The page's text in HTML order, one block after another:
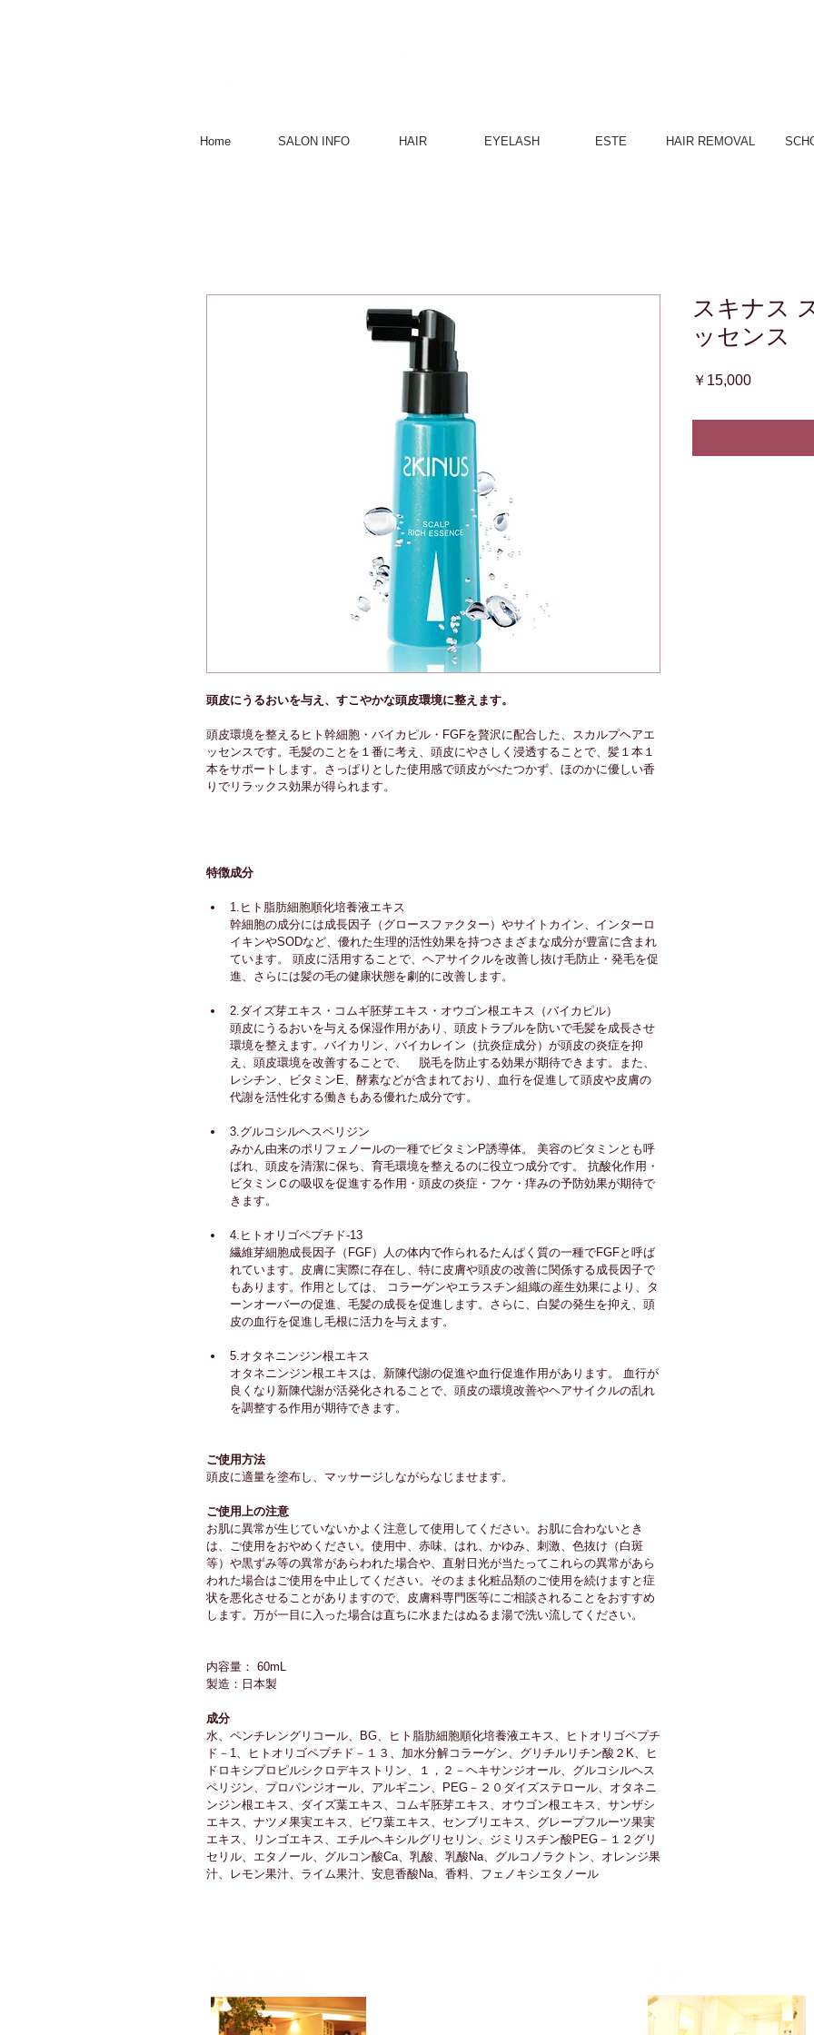
Home SALON INFO HAIR EYELASH ESTE HAIR REMOVAL
頭皮にうるおいを与え、すこやかな頭皮環境に整えます。
頭皮環境を整えるヒト幹細胞・バイカピル・FGFを贅沢に配合した、スカルプヘアエ
ッセンスです。毛髪のことを１番に考え、頭皮にやさしく浸透することで、髪１本１
本をサポートします。さっぱりとした使用感で頭皮がべたつかず、ほのかに優しい香
りでリラックス効果が得られます。
特徴成分
1. ヒト脂肪細胞順化培養液エキス
幹細胞の成分には成長因子（グロースファクター）やサイトカイン、インターロ
イキンやSODなど、優れた生理的活性効果を持つさまざまな成分が豊富に含まれ
ています。 頭皮に活用することで、ヘアサイクルを改善し抜け毛防止・発毛を促
進、さらには髪の毛の健康状態を劇的に改善します。
2.ダイズ芽エキス・コムギ胚芽エキス・オウゴン根エキス（バイカピル）
頭皮にうるおいを与える保湿作用があり、頭皮トラブルを防いで毛髪を成長させ
環境を整えます。バイカリン、バイカレイン（抗炎症成分）が頭皮の炎症を抑
え、頭皮環境を改善することで、　脱毛を防止する効果が期待できます。また、
レシチン、ビタミンE、酵素などが含まれており、血行を促進して頭皮や皮膚の
代謝を活性化する働きもある優れた成分です。
3.グルコシルヘスペリジン
みかん由来のポリフェノールの一種でビタミンP誘導体。 美容のビタミンとも呼
ばれ、頭皮を清潔に保ち、育毛環境を整えるのに役立つ成分です。 抗酸化作用・
ビタミンＣの吸収を促進する作用・頭皮の炎症・フケ・痒みの予防効果が期待で
きます。
4. ヒトオリゴペプチド-13
繊維芽細胞成長因子（FGF）人の体内で作られるたんぱく質の一種でFGFと呼ば
れています。皮膚に実際に存在し、特に皮膚や頭皮の改善に関係する成長因子で
もあります。作用としては、 コラーゲンやエラスチン組織の産生効果により、タ
ーンオーバーの促進、毛髪の成長を促進します。さらに、白髪の発生を抑え、頭
皮の血行を促進し毛根に活力を与えます。
5.オタネニンジン根エキス
オタネニンジン根エキスは、新陳代謝の促進や血行促進作用があります。 血行が
良くなり新陳代謝が活発化されることで、頭皮の環境改善やヘアサイクルの乱れ
を調整する作用が期待できます。
ご使用方法
頭皮に適量を塗布し、マッサージしながらなじませます。
ご使用上の注意
お肌に異常が生じていないかよく注意して使用してください。お肌に合わないとき
は、ご使用をおやめください。使用中、赤味、はれ、かゆみ、刺激、色抜け（白斑
等）や黒ずみ等の異常があらわれた場合や、直射日光が当たってこれらの異常があら
われた場合はご使用を中止してください。そのまま化粧品類のご使用を続けますと症
状を悪化させることがありますので、皮膚科専門医等にご相談されることをおすすめ
します。万が一目に入った場合は直ちに水またはぬるま湯で洗い流してください。
内容量： 60mL
製造：日本製
成分
水、ペンチレングリコール、BG、ヒト脂肪細胞順化培養液エキス、ヒトオリゴペプチ
ド－1、ヒトオリゴペプチド－１３、加水分解コラーゲン、グリチルリチン酸２K、ヒ
ドロキシプロピルシクロデキストリン、１，２－ヘキサンジオール、グルコシルヘス
ペリジン、プロパンジオール、アルギニン、PEG－２０ダイズステロール、オタネニ
ンジン根エキス、ダイズ葉エキス、コムギ胚芽エキス、オウゴン根エキス、サンザシ
エキス、ナツメ果実エキス、ビワ葉エキス、センブリエキス、グレープフルーツ果実
エキス、リンゴエキス、エチルヘキシルグリセリン、ジミリスチン酸PEG－１２グリ
セリル、エタノール、グルコン酸Ca、乳酸、乳酸Na、グルコノラクトン、オレンジ果
汁、レモン果汁、ライム果汁、安息香酸Na、香料、フェノキシエタノール
スキナス
ッセンス
￥15,000価